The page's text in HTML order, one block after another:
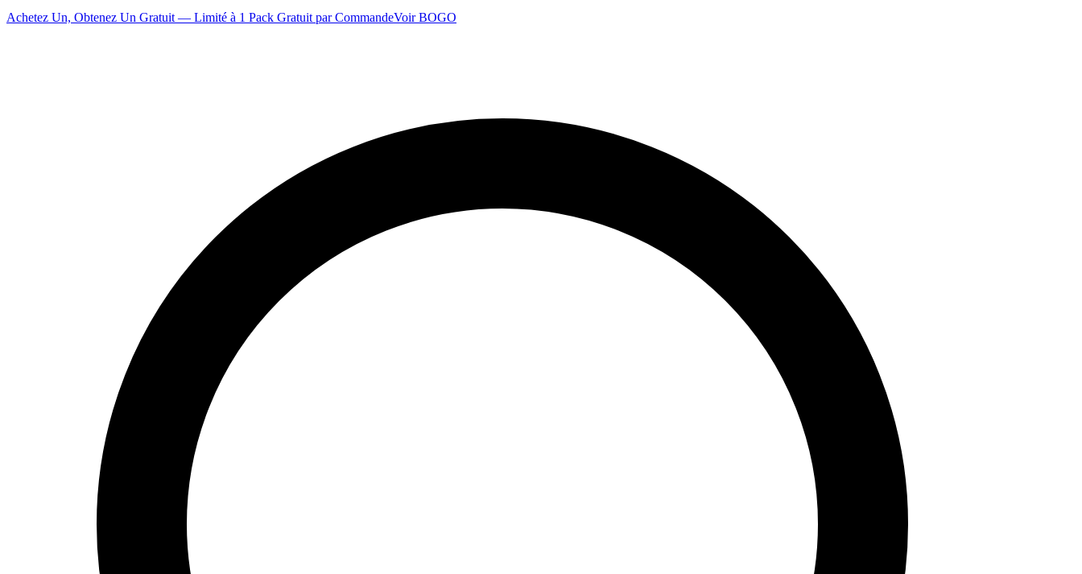
Achetez Un, Obtenez Un Gratuit — Limité à 1 Pack Gratuit par CommandeVoir BOGO